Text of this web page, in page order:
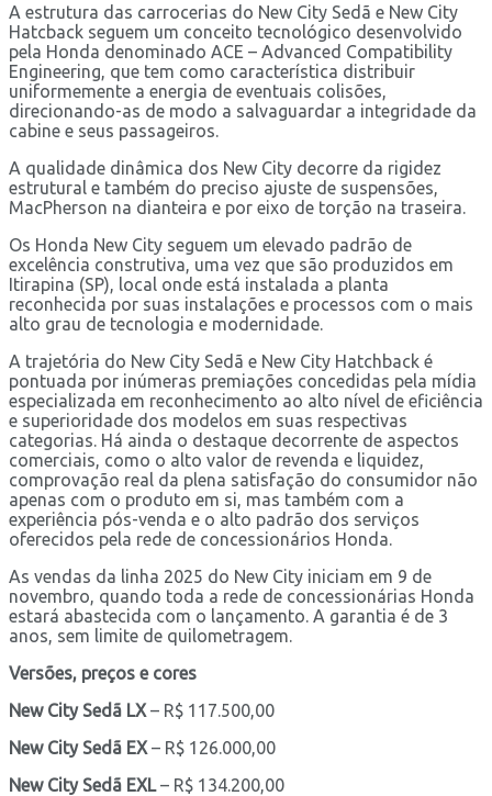
A estrutura das carrocerias do New City Sedã e New City
Hatcback seguem um conceito tecnológico desenvolvido
pela Honda denominado ACE – Advanced Compatibility
Engineering, que tem como característica distribuir
uniformemente a energia de eventuais colisões,
direcionando-as de modo a salvaguardar a integridade da
cabine e seus passageiros.
A qualidade dinâmica dos New City decorre da rigidez
estrutural e também do preciso ajuste de suspensões,
MacPherson na dianteira e por eixo de torção na traseira.
Os Honda New City seguem um elevado padrão de
excelência construtiva, uma vez que são produzidos em
Itirapina (SP), local onde está instalada a planta
reconhecida por suas instalações e processos com o mais
alto grau de tecnologia e modernidade.
A trajetória do New City Sedã e New City Hatchback é
pontuada por inúmeras premiações concedidas pela mídia
especializada em reconhecimento ao alto nível de eficiência
e superioridade dos modelos em suas respectivas
categorias. Há ainda o destaque decorrente de aspectos
comerciais, como o alto valor de revenda e liquidez,
comprovação real da plena satisfação do consumidor não
apenas com o produto em si, mas também com a
experiência pós-venda e o alto padrão dos serviços
oferecidos pela rede de concessionários Honda.
As vendas da linha 2025 do New City iniciam em 9 de
novembro, quando toda a rede de concessionárias Honda
estará abastecida com o lançamento. A garantia é de 3
anos, sem limite de quilometragem.
Versões, preços e cores
New City Sedã LX– R$ 117.500,00
New City Sedã EX– R$ 126.000,00
New City Sedã EXL– R$ 134.200,00